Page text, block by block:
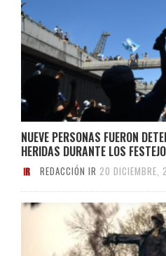
NUEVE PERSONAS FUERON
HERIDAS DURANTE LOS
REDACCIÓN IR 20 DICIEMBRE,